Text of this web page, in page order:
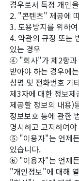
경우로서 특정 개인
2. "콘텐츠" 제공에
3. 도용방지를 위하
4. 약관의 규정 또는
있는 경우
④ "회사"가 제2항과
받아야 하는 경우에
성명 및 전화번호 기
제3자에 대한 정보
제공할 정보의 내용)
정보보호 등에 관한
명시하고 고지하여
⑤ "이용자"는 언제
있습니다.
⑥ "이용자"는 언제
"개인정보"에 대해